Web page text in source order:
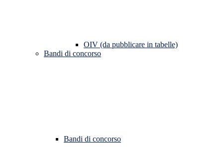
OIV (da pubblicare in tabelle)
Bandi di concorso
Bandi di concorso